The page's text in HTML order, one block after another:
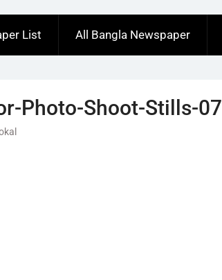
List All Bangla Newspaper
Photo-Shoot-Stills-07